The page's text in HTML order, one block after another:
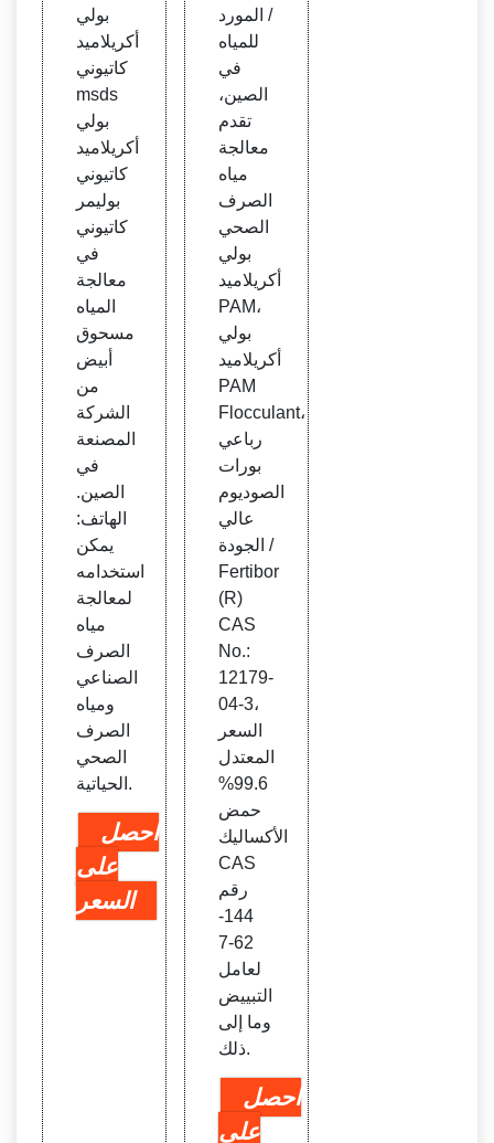
بولي
أكريلاميد
كاتيوني
msds
بولي
أكريلاميد
كاتيوني
بوليمر
كاتيوني
في
معالجة
المياه
مسحوق
أبيض
من
الشركة
المصنعة
في
الصين.
الهاتف:
يمكن
استخدامه
لمعالجة
مياه
الصرف
الصناعي
ومياه
الصرف
الصحي
الحياتية.
احصل
على
السعر
/ المورد
للمياه
في
الصين،
تقدم
معالجة
مياه
الصرف
الصحي
بولي
أكريلاميد
PAM،
بولي
أكريلاميد
PAM
Flocculant،
رباعي
بورات
الصوديوم
عالي
الجودة /
Fertibor
(R)
CAS
No.:
12179-
04-3،
السعر
المعتدل
99.6%
حمض
الأكساليك
CAS
رقم
144-
62-7
لعامل
التبييض
وما إلى
ذلك.
احصل
على